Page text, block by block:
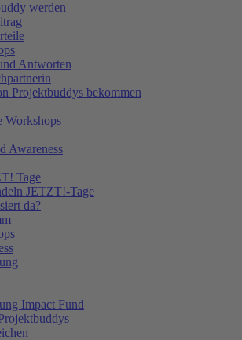
werden
Antworten
Projektbuddys bekommen
Workshops
Awareness
Tage
JETZT!-Tage
da?
Impact Fund